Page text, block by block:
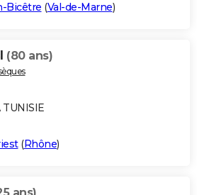
Bicêtre (Val-de-Marne)
(80 ans)
TUNISIE
(Rhône)